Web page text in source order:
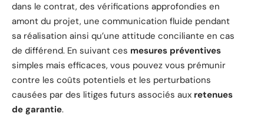
dans le contrat, des vérifications approfondies en
amont du projet, une communication fluide pendant
sa réalisation ainsi qu’une attitude conciliante en cas
de différend. En suivant ces mesures préventives
simples mais efficaces, vous pouvez vous prémunir
contre les coûts potentiels et les perturbations
causées par des litiges futurs associés aux retenues
de garantie.